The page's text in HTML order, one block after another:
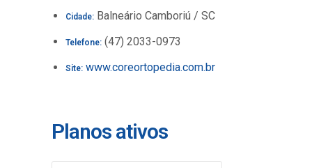
Cidade: Balneário Camboriú / SC
Telefone: (47) 2033-0973
Site: www.coreortopedia.com.br
Planos ativos